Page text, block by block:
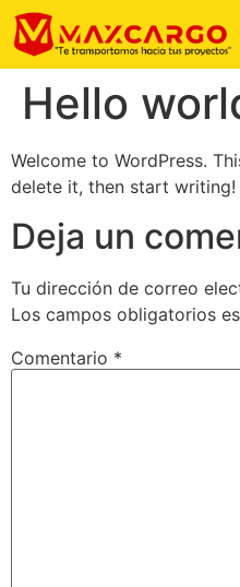
Hello
Welcome to WordPress.
delete it, then start writing!
Deja un
Tu dirección de correo
Los campos obligatorios
Comentario *